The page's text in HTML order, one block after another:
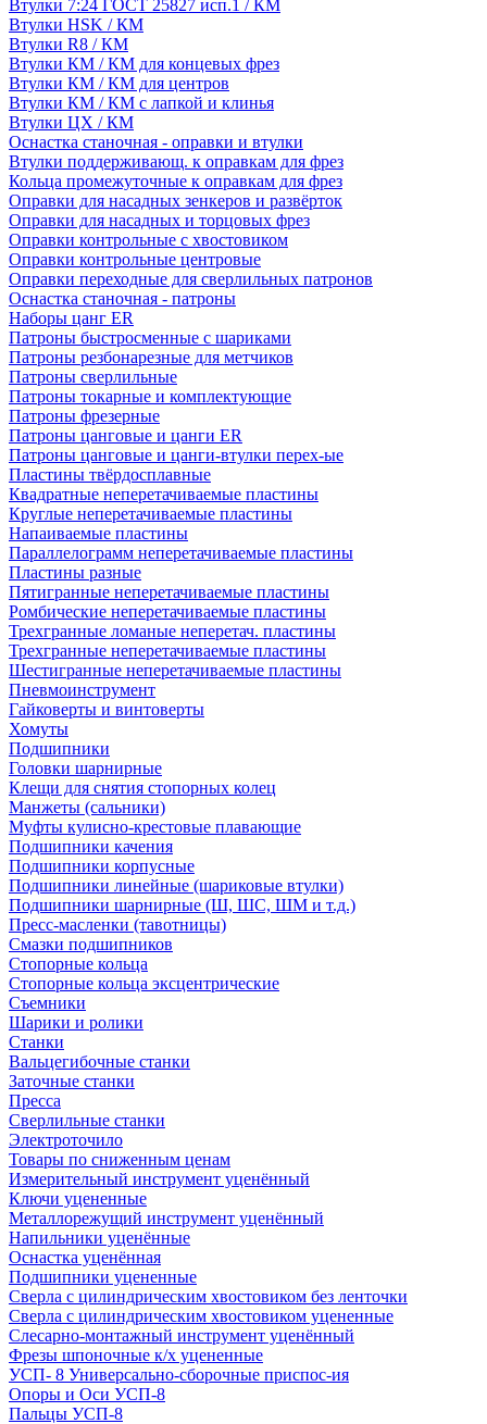
Втулки 7:24 ГОСТ 25827 исп.1 / КМ
Втулки HSK / КМ
Втулки R8 / КМ
Втулки КМ / КМ для концевых фрез
Втулки КМ / КМ для центров
Втулки КМ / КМ с лапкой и клинья
Втулки ЦХ / КМ
Оснастка станочная - оправки и втулки
Втулки поддерживающ. к оправкам для фрез
Кольца промежуточные к оправкам для фрез
Оправки для насадных зенкеров и развёрток
Оправки для насадных и торцовых фрез
Оправки контрольные с хвостовиком
Оправки контрольные центровые
Оправки переходные для сверлильных патронов
Оснастка станочная - патроны
Наборы цанг ER
Патроны быстросменные с шариками
Патроны резбонарезные для метчиков
Патроны сверлильные
Патроны токарные и комплектующие
Патроны фрезерные
Патроны цанговые и цанги ER
Патроны цанговые и цанги-втулки перех-ые
Пластины твёрдосплавные
Квадратные неперетачиваемые пластины
Круглые неперетачиваемые пластины
Напаиваемые пластины
Параллелограмм неперетачиваемые пластины
Пластины разные
Пятигранные неперетачиваемые пластины
Ромбические неперетачиваемые пластины
Трехгранные ломаные неперетач. пластины
Трехгранные неперетачиваемые пластины
Шестигранные неперетачиваемые пластины
Пневмоинструмент
Гайковерты и винтоверты
Хомуты
Подшипники
Головки шарнирные
Клещи для снятия стопорных колец
Манжеты (сальники)
Муфты кулисно-крестовые плавающие
Подшипники качения
Подшипники корпусные
Подшипники линейные (шариковые втулки)
Подшипники шарнирные (Ш, ШС, ШМ и т.д.)
Пресс-масленки (тавотницы)
Смазки подшипников
Стопорные кольца
Стопорные кольца эксцентрические
Съемники
Шарики и ролики
Станки
Вальцегибочные станки
Заточные станки
Пресса
Сверлильные станки
Электроточило
Товары по сниженным ценам
Измерительный инструмент уценённый
Ключи уцененные
Металлорежущий инструмент уценённый
Напильники уценённые
Оснастка уценённая
Подшипники уцененные
Сверла с цилиндрическим хвостовиком без ленточки
Сверла с цилиндрическим хвостовиком уцененные
Слесарно-монтажный инструмент уценённый
Фрезы шпоночные к/х уцененные
УСП- 8 Универсально-сборочные приспос-ия
Опоры и Оси УСП-8
Пальцы УСП-8